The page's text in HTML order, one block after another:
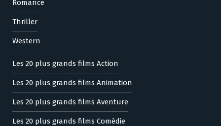
Romance
Thriller
Western
Les 20 plus grands films Action
Les 20 plus grands films Animation
Les 20 plus grands films Aventure
Les 20 plus grands films Comédie